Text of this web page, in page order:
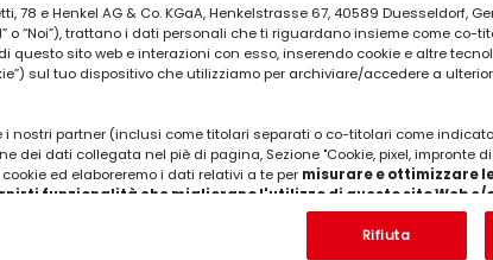
78 e Henkel AG & Co. KGaA, Henkelstrasse 67, 40589 Duesseldorf,
o “Noi”), trattano i dati personali che ti riguardano insieme come co-
questo sito web e interazioni con esso, inserendo cookie e altre
sul tuo dispositivo che utilizziamo per archiviare/accedere a
i nostri partner (inclusi come titolari separati o co-titolari come
dei dati collegata nel piè di pagina, Sezione "Cookie, pixel, impronte
ed elaboreremo i dati relativi a te per misurare e ottimizzare
funzionalità che migliorano l'utilizzo di questo sito Web e/
il tuo utilizzo di questo sito Web e le tue interazioni commerciali
per cui lavori) per) e su tale base tracciare i tuoi acquisti dei nostri
informazioni sulle entità commerciali e creare profili individuali su di
Rifiuta